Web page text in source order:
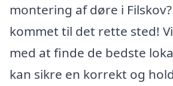
montering af døre i
kommet til det rette sted!
med at finde de bedste
kan sikre en korrekt og